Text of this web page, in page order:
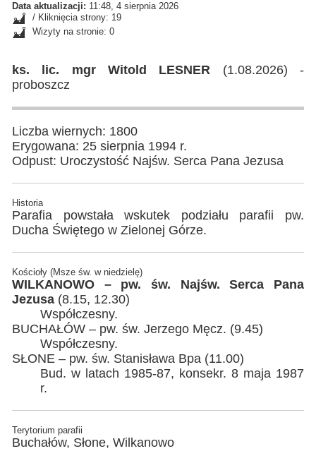
Data aktualizacji: 11:48, 4 sierpnia 2026
/ Kliknięcia strony: 19
Wizyty na stronie: 0
ks. lic. mgr Witold LESNER (1.08.2026) -
proboszcz
Liczba wiernych: 1800
Erygowana: 25 sierpnia 1994 r.
Odpust: Uroczystość Najśw. Serca Pana Jezusa
Historia
Parafia powstała wskutek podziału parafii pw.
Ducha Świętego w Zielonej Górze.
Kościoły (Msze św. w niedzielę)
WILKANOWO – pw. św. Najśw. Serca Pana
Jezusa (8.15, 12.30)
Współczesny.
BUCHAŁÓW – pw. św. Jerzego Męcz. (9.45)
Współczesny.
SŁONE – pw. św. Stanisława Bpa (11.00)
Bud. w latach 1985-87, konsekr. 8 maja 1987
r.
Terytorium parafii
Buchałów, Słone, Wilkanowo